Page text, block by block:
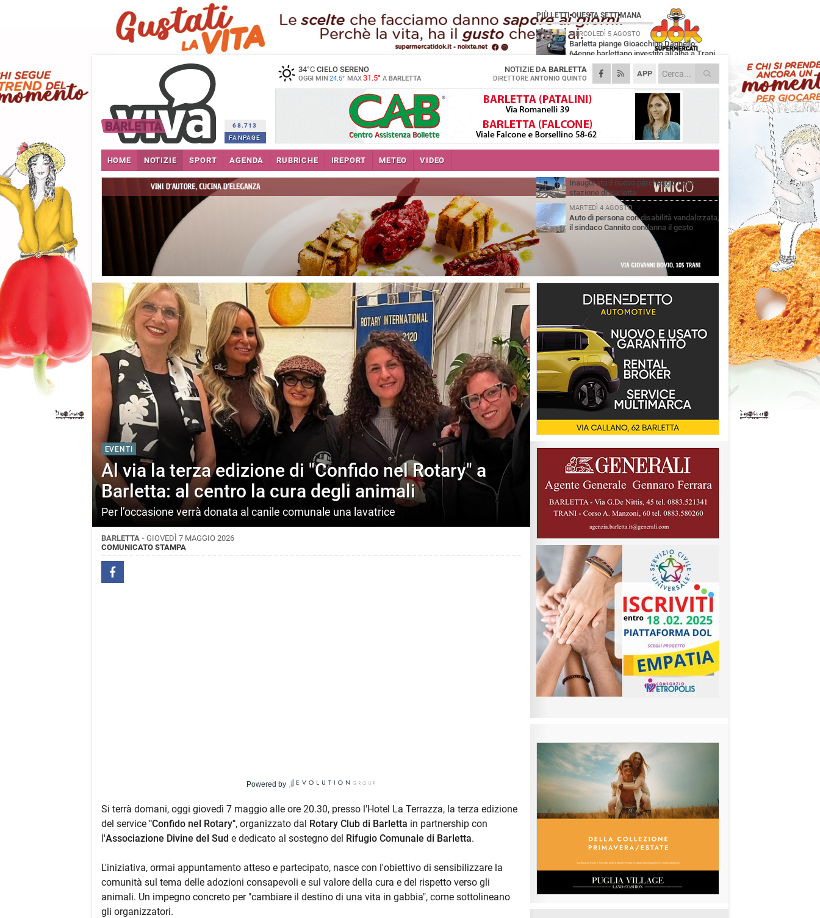
68.713
FANPAGE
34°CCIELO SERENO
OGGI MIN 24.5° MAX31.5° A BARLETTA
APP
NOTIZIE DA BARLETTA
DIRETTORE ANTONIO QUINTO
HOME NOTIZIE SPORT AGENDA RUBRICHE IREPORT METEO VIDEO
EVENTI
Al via la terza edizione di "Confido nel Rotary" a
Barletta: al centro la cura degli animali
Per l’occasione verrà donata al canile comunale una lavatrice
BARLETTA - GIOVEDÌ 7 MAGGIO 2026
COMUNICATO STAMPA
Powered by
Si terrà domani, oggi giovedì 7 maggio alle ore 20.30, presso l'Hotel La Terrazza, la terza edizione
del service "Confido nel Rotary", organizzato dal Rotary Club di Barletta in partnership con
l'Associazione Divine del Sud e dedicato al sostegno del Rifugio Comunale di Barletta.
L'iniziativa, ormai appuntamento atteso e partecipato, nasce con l'obiettivo di sensibilizzare la
comunità sul tema delle adozioni consapevoli e sul valore della cura e del rispetto verso gli
animali. Un impegno concreto per "cambiare il destino di una vita in gabbia", come sottolineano
gli organizzatori.
PIÙ LETTI QUESTA SETTIMANA
MERCOLEDÌ 5 AGOSTO
Barletta piange Gioacchino Dagnello:
64enne barlettano investito all'alba a Trani
GIOVEDÌ 6 AGOSTO
Il ricordo di "Cecco", il benzinaio col
sorriso: «Contava i giorni che lo
separavano dalla pensione»
MERCOLEDÌ 5 AGOSTO
Jova Summer Party, giovedì mattina
sopralluogo nell'area dell'evento
DOMENICA 2 AGOSTO
Beni confiscati alla mafia. Nasce il servizio
VENERDÌ 31 LUGLIO
Inaugurato il nuovo parcheggio nella
stazione di Barletta
MARTEDÌ 4 AGOSTO
Auto di persona con disabilità vandalizzata,
il sindaco Cannito condanna il gesto